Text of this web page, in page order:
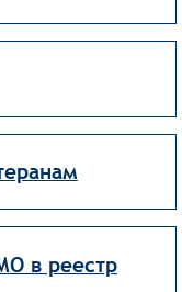
в реестр